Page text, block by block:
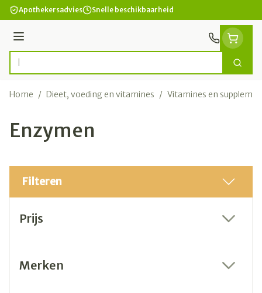
Ga naar de inhoud
Apothekersadvies Snelle beschikbaarheid
Menu
Product, merk, categorie... Zoek
Home / Dieet, voeding en vitamines / Vitamines en
Enzymen
Filteren
Prijs
Merken